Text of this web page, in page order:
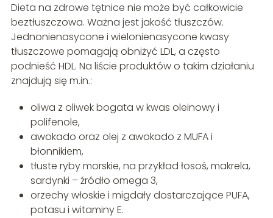
Dieta na zdrowe tętnice nie może być całkowicie
beztłuszczowa. Ważna jest jakość tłuszczów.
Jednonienasycone i wielonienasycone kwasy
tłuszczowe pomagają obniżyć LDL, a często
podnieść HDL. Na liście produktów o takim działaniu
znajdują się m.in.:
oliwa z oliwek bogata w kwas oleinowy i
polifenole,
awokado oraz olej z awokado z MUFA i
błonnikiem,
tłuste ryby morskie, na przykład łosoś, makrela,
sardynki – źródło omega 3,
orzechy włoskie i migdały dostarczające PUFA,
potasu i witaminy E.